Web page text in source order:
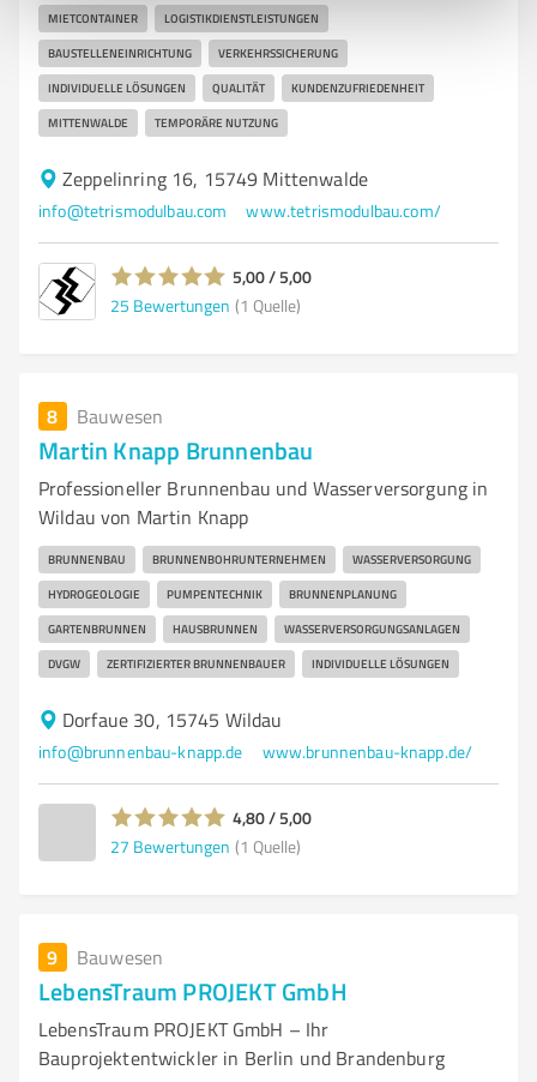
MIETCONTAINER LOGISTIKDIENSTLEISTUNGEN
BAUSTELLENEINRICHTUNG VERKEHRSSICHERUNG
INDIVIDUELLE LÖSUNGEN QUALITÄT KUNDENZUFRIEDENHEIT
MITTENWALDE TEMPORÄRE NUTZUNG
Zeppelinring 16, 15749 Mittenwalde
info@tetrismodulbau.com www.tetrismodulbau.com/
5,00 / 5,00
25 Bewertungen (1 Quelle)
8 Bauwesen
Martin Knapp Brunnenbau
Professioneller Brunnenbau und Wasserversorgung in
Wildau von Martin Knapp
BRUNNENBAU BRUNNENBOHRUNTERNEHMEN WASSERVERSORGUNG
HYDROGEOLOGIE PUMPENTECHNIK BRUNNENPLANUNG
GARTENBRUNNEN HAUSBRUNNEN WASSERVERSORGUNGSANLAGEN
DVGW ZERTIFIZIERTER BRUNNENBAUER INDIVIDUELLE LÖSUNGEN
Dorfaue 30, 15745 Wildau
info@brunnenbau-knapp.de www.brunnenbau-knapp.de/
4,80 / 5,00
27 Bewertungen (1 Quelle)
9 Bauwesen
LebensTraum PROJEKT GmbH
LebensTraum PROJEKT GmbH – Ihr
Bauprojektentwickler in Berlin und Brandenburg